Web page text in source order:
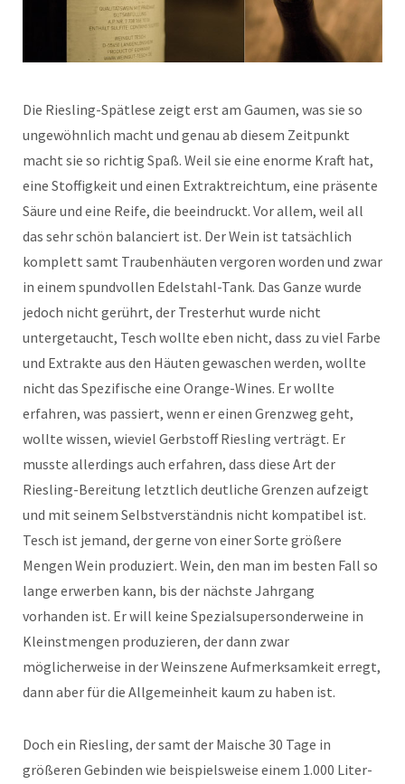
Die Riesling-Spätlese zeigt erst am Gaumen, was sie so
ungewöhnlich macht und genau ab diesem Zeitpunkt
macht sie so richtig Spaß. Weil sie eine enorme Kraft hat,
eine Stoffigkeit und einen Extraktreichtum, eine präsente
Säure und eine Reife, die beeindruckt. Vor allem, weil all
das sehr schön balanciert ist. Der Wein ist tatsächlich
komplett samt Traubenhäuten vergoren worden und zwar
in einem spundvollen Edelstahl-Tank. Das Ganze wurde
jedoch nicht gerührt, der Tresterhut wurde nicht
untergetaucht, Tesch wollte eben nicht, dass zu viel Farbe
und Extrakte aus den Häuten gewaschen werden, wollte
nicht das Spezifische eine Orange-Wines. Er wollte
erfahren, was passiert, wenn er einen Grenzweg geht,
wollte wissen, wieviel Gerbstoff Riesling verträgt. Er
musste allerdings auch erfahren, dass diese Art der
Riesling-Bereitung letztlich deutliche Grenzen aufzeigt
und mit seinem Selbstverständnis nicht kompatibel ist.
Tesch ist jemand, der gerne von einer Sorte größere
Mengen Wein produziert. Wein, den man im besten Fall so
lange erwerben kann, bis der nächste Jahrgang
vorhanden ist. Er will keine Spezialsupersonderweine in
Kleinstmengen produzieren, der dann zwar
möglicherweise in der Weinszene Aufmerksamkeit erregt,
dann aber für die Allgemeinheit kaum zu haben ist.
Doch ein Riesling, der samt der Maische 30 Tage in
größeren Gebinden wie beispielsweise einem 1.000 Liter-